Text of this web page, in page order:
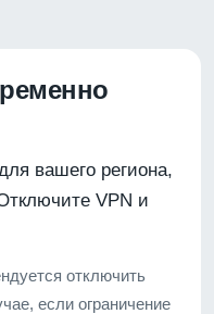
вашего региона,
VPN и
отключить
если ограничение